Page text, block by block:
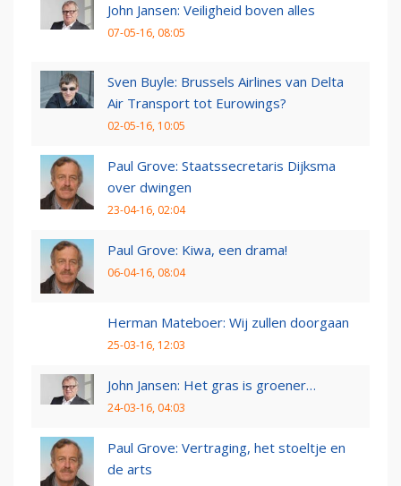
John Jansen: Veiligheid boven alles
07-05-16, 08:05
Sven Buyle: Brussels Airlines van Delta
Air Transport tot Eurowings?
02-05-16, 10:05
Paul Grove: Staatssecretaris Dijksma
over dwingen
23-04-16, 02:04
Paul Grove: Kiwa, een drama!
06-04-16, 08:04
Herman Mateboer: Wij zullen doorgaan
25-03-16, 12:03
John Jansen: Het gras is groener…
24-03-16, 04:03
Paul Grove: Vertraging, het stoeltje en
de arts